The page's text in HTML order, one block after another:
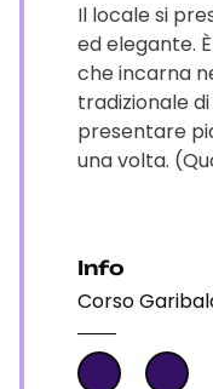
Il locale si
ed elegante.
che incarna
tradizionale
presentare
una volta.
Info
Corso